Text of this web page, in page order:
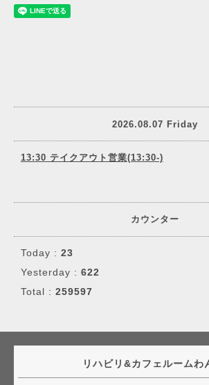
2026.08.07 Friday
13:30 テイクアウト営業(13:30-)
カウンター
Today : 23
Yesterday : 622
Total : 259597
リハビリ&カフェルームわ